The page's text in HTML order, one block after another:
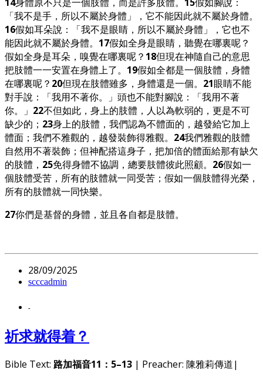
「我不是手，所以不屬於身體」，它不能因此就不屬於身體。
16假如耳朵說：「我不是眼睛，所以不屬於身體」，它也不
能因此就不屬於身體。 17假如全身是眼睛，聽覺在哪裏呢？
假如全身是耳朵，嗅覺在哪裏呢？ 18但現在神隨自己的意思
把肢體一一安置在身體上了。 19假如全都是一個肢體，身體
在哪裏呢？ 20但現在肢體雖多，身體還是一個。 21眼睛不能
對手說：「我用不著你。」頭也不能對腳說：「我用不著
你。」 22不但如此，身上的肢體，人以為軟弱的，更是不可
缺少的； 23身上的肢體，我們認為不體面的，越發給它加上
體面；我們不雅觀的，越發裝飾得雅觀。 24我們雅觀的肢體
自然用不著裝飾；但神配搭這身子，把加倍的體面給那有缺欠
的肢體， 25免得身體不協調，總要肢體彼此照顧。 26假如一
個肢體受苦，所有的肢體就一同受苦；假如一個肢體得光榮，
所有的肢體就一同快樂。
27你們是基督的身體，並且各自都是肢體。
28/09/2025
scccadmin
-
祈求就得着？
Bible Text: 路加福音11：5–13 | Preacher: 陳雅莉傳道|